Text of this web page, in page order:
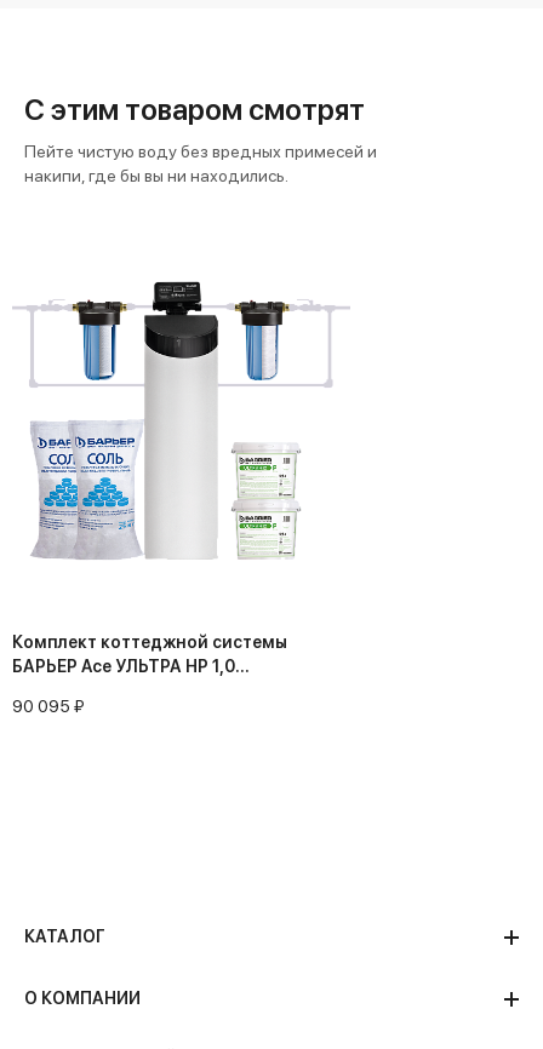
С этим товаром смотрят
Пейте чистую воду без вредных примесей и
накипи, где бы вы ни находились.
Комплект коттеджной системы
БАРЬЕР Ace УЛЬТРА HP 1,0
90 095 ₽
КАТАЛОГ
О КОМПАНИИ